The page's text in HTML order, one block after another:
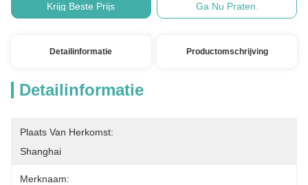
Krijg Beste Prijs Ga Nu Praten.
Detailinformatie Productomschrijving
Detailinformatie
Plaats Van Herkomst:
Shanghai
Merknaam: